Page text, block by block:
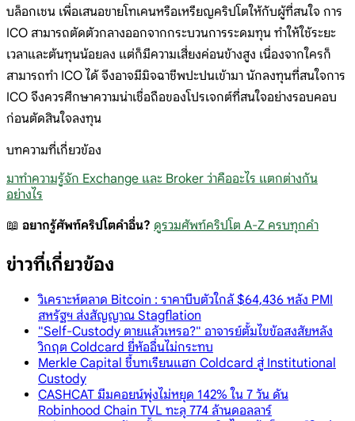
บล็อกเชน เพื่อเสนอขายโทเคนหรือเหรียญคริปโตให้กับผู้ที่สนใจ การ
ICO สามารถตัดตัวกลางออกจากกระบวนการระดมทุน ทำให้ใช้ระยะ
เวลาและต้นทุนน้อยลง แต่ก็มีความเสี่ยงค่อนข้างสูง เนื่องจากใครก็
สามารถทำ ICO ได้ จึงอาจมีมิจฉาชีพปะปนเข้ามา นักลงทุนที่สนใจการ
ICO จึงควรศึกษาความน่าเชื่อถือของโปรเจกต์ที่สนใจอย่างรอบคอบ
ก่อนตัดสินใจลงทุน
บทความที่เกี่ยวข้อง
มาทำความรู้จัก Exchange และ Broker ว่าคืออะไร แตกต่างกัน
อย่างไร
📖 อยากรู้ศัพท์คริปโตคำอื่น? ดูรวมศัพท์คริปโต A-Z ครบทุกคำ
ข่าวที่เกี่ยวข้อง
วิเคราะห์ตลาด Bitcoin : ราคาบีบตัวใกล้ $64,436 หลัง PMI
สหรัฐฯ ส่งสัญญาณ Stagflation
"Self-Custody ตายแล้วเหรอ?" อาจารย์ตั้มไขข้อสงสัยหลัง
วิกฤต Coldcard ยี่ห้ออื่นไม่กระทบ
Merkle Capital ชี้บทเรียนแฮก Coldcard สู่ Institutional
Custody
CASHCAT มีมคอยน์พุ่งไม่หยุด 142% ใน 7 วัน ดัน
Robinhood Chain TVL ทะลุ 774 ล้านดอลลาร์